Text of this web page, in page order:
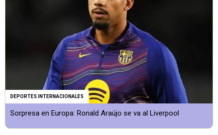
DEPORTES INTERNACIONALES
Sorpresa en Europa: Ronald Araújo se va al Liverpool